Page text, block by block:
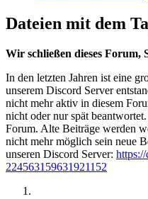
Dateien mit dem
Wir schließen dieses
In den letzten Jahren ist eine
unserem Discord Server
nicht mehr aktiv in diesem
nicht oder nur spät
Forum. Alte Beiträge werden
nicht mehr möglich sein neue
unseren Discord Server:
224563159631921152